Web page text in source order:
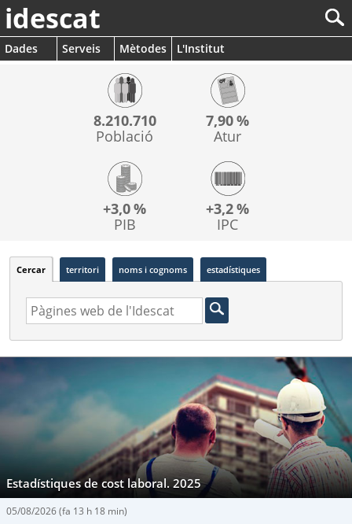
idescat
Dades Serveis Mètodes L'Institut
8.210.710
Població
7,90 %
Atur
+3,0 %
PIB
+3,2 %
IPC
Cercar territori noms i cognoms estadístiques
Estadístiques de cost laboral. 2025
05/08/2026(fa 13 h 18 min)